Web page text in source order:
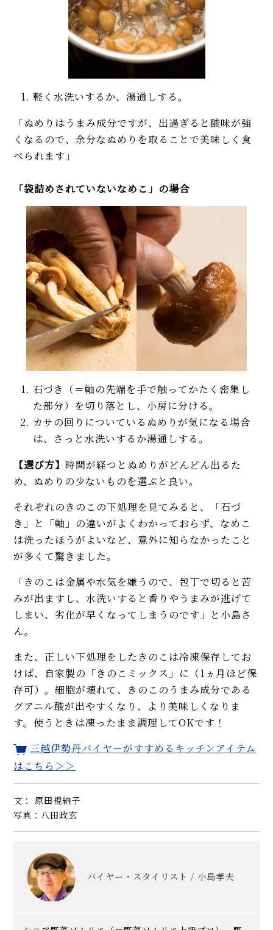
軽く水洗いするか、湯通しする。
「ぬめりはうまみ成分ですが、出過ぎると酸味が強
くなるので、余分なぬめりを取ることで美味しく食
べられます」
「袋詰めされていないなめこ」の場合
石づき（＝軸の先端を手で触ってかたく密集し
た部分）を切り落とし、小房に分ける。
カサの回りについているぬめりが気になる場合
は、さっと水洗いするか湯通しする。
【選び方】時間が経つとぬめりがどんどん出るた
め、ぬめりの少ないものを選ぶと良い。
それぞれのきのこの下処理を見てみると、「石づ
き」と「軸」の違いがよくわかっておらず、なめこ
は洗ったほうがよいなど、意外に知らなかったこと
が多くて驚きました。
「きのこは金属や水気を嫌うので、包丁で切ると苦
みが出ますし、水洗いすると香りやうまみが逃げて
しまい、劣化が早くなってしまうのです」と小島さ
ん。
また、正しい下処理をしたきのこは冷凍保存してお
けば、自家製の「きのこミックス」に（1ヵ月ほど保
存可）。細胞が壊れて、きのこのうまみ成分である
グアニル酸が出やすくなり、より美味しくなりま
す。使うときは凍ったまま調理してOKです！
三越伊勢丹バイヤーがすすめるキッチンアイテム
はこちら＞＞
文： 原田視納子
写真：八田政玄
バイヤー・スタイリスト / 小島孝夫